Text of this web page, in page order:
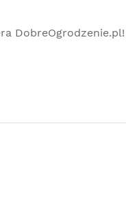
DobreOgrodzenie.pl!